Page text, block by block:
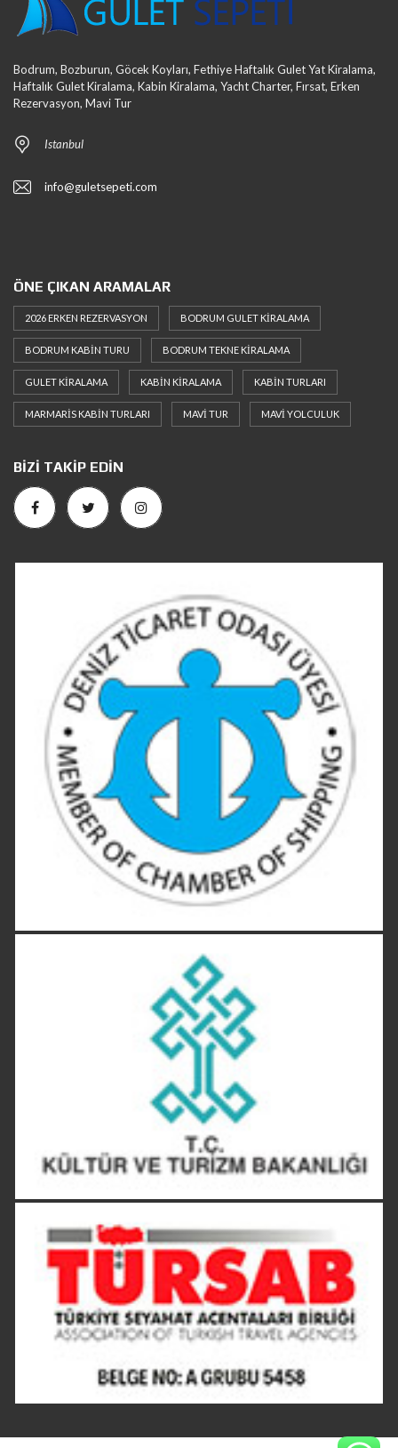
Bodrum, Bozburun, Göcek Koyları, Fethiye Haftalık Gulet Yat Kiralama,
Haftalık Gulet Kiralama, Kabin Kiralama, Yacht Charter, Fırsat, Erken
Rezervasyon, Mavi Tur
Istanbul
info@guletsepeti.com
ÖNE ÇIKAN ARAMALAR
2026 ERKEN REZERVASYON BODRUM GULET KIRALAMA
BODRUM KABIN TURU BODRUM TEKNE KIRALAMA
GULET KIRALAMA KABIN KIRALAMA KABIN TURLARI
MARMARIS KABIN TURLARI MAVI TUR MAVI YOLCULUK
BIZI TAKIP EDIN